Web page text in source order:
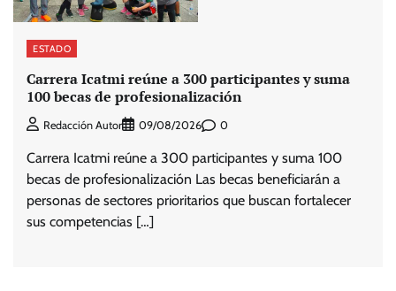
ESTADO
Carrera Icatmi reúne a 300 participantes y suma
100 becas de profesionalización
Redacción Autor 09/08/2026 0
Carrera Icatmi reúne a 300 participantes y suma 100
becas de profesionalización Las becas beneficiarán a
personas de sectores prioritarios que buscan fortalecer
sus competencias […]